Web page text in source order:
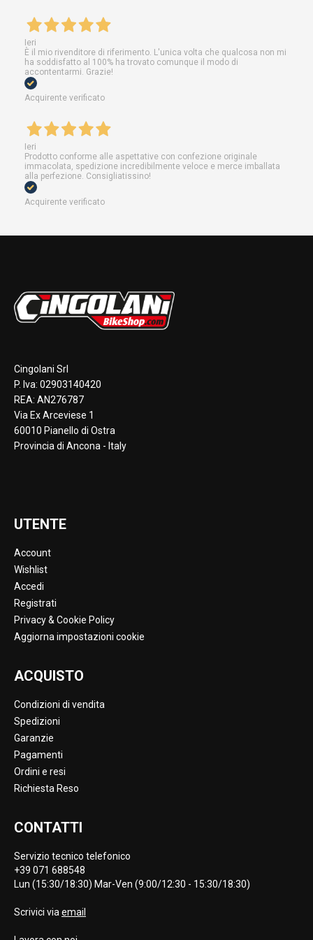
Ieri
È il mio rivenditore di riferimento. L'unica volta che qualcosa non mi
ha soddisfatto al 100% ha trovato comunque il modo di
accontentarmi. Grazie!
Acquirente verificato
Ieri
Prodotto conforme alle aspettative con confezione originale
immacolata, spedizione incredibilmente veloce e merce imballata
alla perfezione. Consigliatissino!
Acquirente verificato
Cingolani Srl
P. Iva: 02903140420
REA: AN276787
Via Ex Arceviese 1
60010 Pianello di Ostra
Provincia di Ancona - Italy
UTENTE
Account
Wishlist
Accedi
Registrati
Privacy & Cookie Policy
Aggiorna impostazioni cookie
ACQUISTO
Condizioni di vendita
Spedizioni
Garanzie
Pagamenti
Ordini e resi
Richiesta Reso
CONTATTI
Servizio tecnico telefonico
+39 071 688548
Lun (15:30/18:30) Mar-Ven (9:00/12:30 - 15:30/18:30)
Scrivici via email